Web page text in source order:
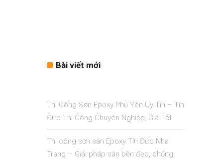
Bài viết mới
Thi Công Sơn Epoxy Phú Yên Uy Tín – Tín
Đức Thi Công Chuyên Nghiệp, Giá Tốt
Thi công sơn sàn Epoxy Tín Đức Nha
Trang – Giải pháp sàn bền đẹp, chống